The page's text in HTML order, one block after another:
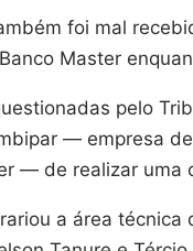
foi mal
Master
pelo
— empresa
— de realizar uma
a área